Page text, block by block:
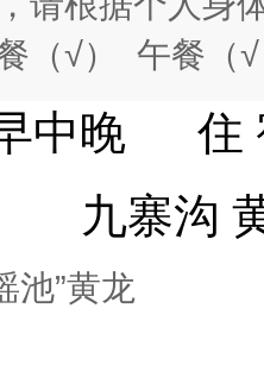
（√） 午餐
中晚 住
九寨沟
池”黄龙